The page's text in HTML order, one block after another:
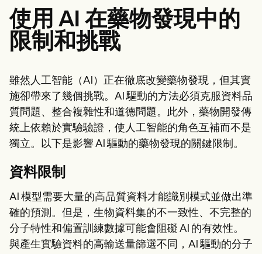
使用 AI 在藥物發現中的
限制和挑戰
雖然人工智能（AI）正在徹底改變藥物發現，但其實
施卻帶來了幾個挑戰。AI 驅動的方法必須克服資料品
質問題、整合複雜性和道德問題。此外，藥物開發傳
統上依賴於實驗驗證，使人工智能的角色互補而不是
獨立。以下是影響 AI 驅動的藥物發現的關鍵限制。
資料限制
AI 模型需要大量的高品質資料才能識別模式並做出準
確的預測。但是，生物資料集的不一致性、不完整的
分子特性和偏置訓練數據可能會阻礙 AI 的有效性。
與產生實驗資料的高輸送量篩選不同，AI 驅動的分子